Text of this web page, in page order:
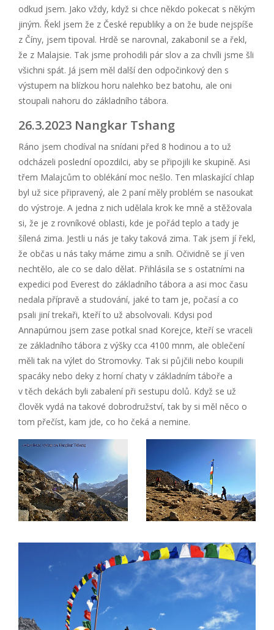
odkud jsem. Jako vždy, když si chce někdo pokecat s někým
jiným. Řekl jsem že z České republiky a on že bude nejspíše
z Číny, jsem tipoval. Hrdě se narovnal, zakabonil se a řekl,
že z Malajsie. Tak jsme prohodili pár slov a za chvíli jsme šli
všichni spát. Já jsem měl další den odpočinkový den s
výstupem na blízkou horu nalehko bez batohu, ale oni
stoupali nahoru do základního tábora.
26.3.2023 Nangkar Tshang
Ráno jsem chodíval na snídani před 8 hodinou a to už
odcházeli poslední opozdilci, aby se připojili ke skupině. Asi
třem Malajcům to oblékání moc nešlo. Ten mlaskající chlap
byl už sice připravený, ale 2 paní měly problém se nasoukat
do výstroje. A jedna z nich udělala krok ke mně a stěžovala
si, že je z rovníkové oblasti, kde je pořád teplo a tady je
šílená zima. Jestli u nás je taky taková zima. Tak jsem jí řekl,
že občas u nás taky máme zimu a sníh. Očividně se jí ven
nechtělo, ale co se dalo dělat. Přihlásila se s ostatními na
expedici pod Everest do základního tábora a asi moc času
nedala přípravě a studování, jaké to tam je, počasí a co
psali jiní trekaři, kteří to už absolvovali. Kdysi pod
Annapúrnou jsem zase potkal snad Korejce, kteří se vraceli
ze základního tábora z výšky cca 4100 mnm, ale oblečení
měli tak na výlet do Stromovky. Tak si půjčili nebo koupili
spacáky nebo deky z horní chaty v základním táboře a
v těch dekách byli zabalení při sestupu dolů. Když se už
člověk vydá na takové dobrodružství, tak by si měl něco o
tom přečíst, kam jde, co ho čeká a nemine.